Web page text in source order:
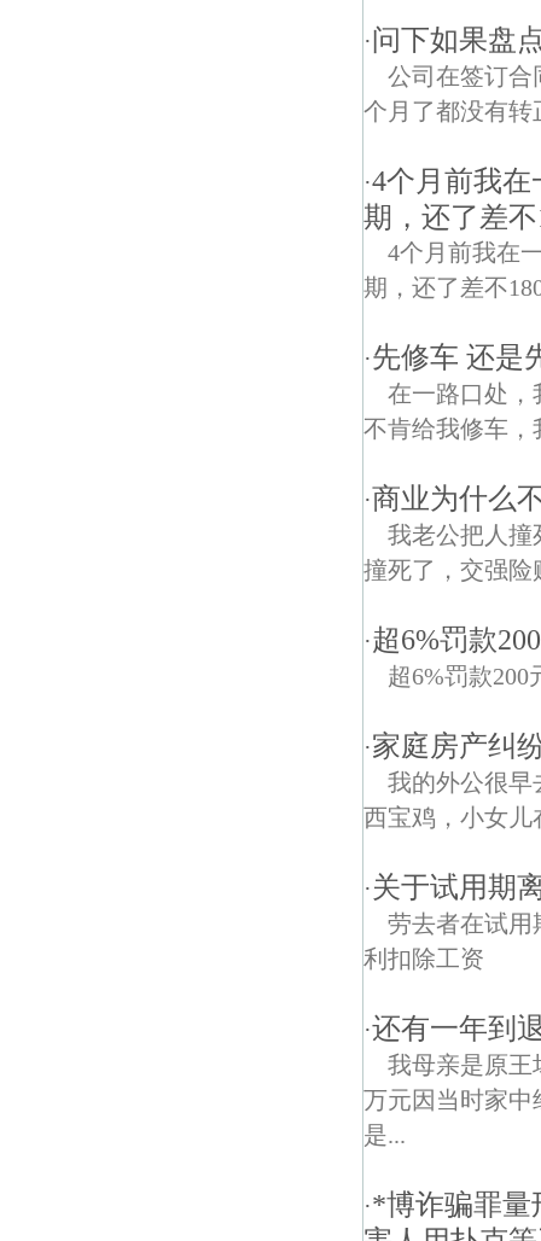
·问下如果盘
公司在签订合
个月了都没有转
·4个月前我在
期，还了差
4个月前我在
期，还了差不
·先修车 还是
在一路口处，
不肯给我修车，
·商业为什么
我老公把人撞
撞死了，交强险
·超6%罚款
超6%罚款200
·家庭房产纠
我的外公很早
西宝鸡，小女儿
·关于试用期
劳去者在试用
利扣除工资
·还有一年到
我母亲是原王
万元因当时家中
是...
·*博诈骗罪量